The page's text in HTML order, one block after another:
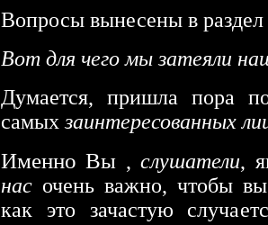
Вопросы вынесены в раздел
Вот для чего мы затеяли
Думается, пришла пора
самыхзаинтересованных
Именно Вы ,слушатели,
нас очень важно, чтобы
как это зачастую